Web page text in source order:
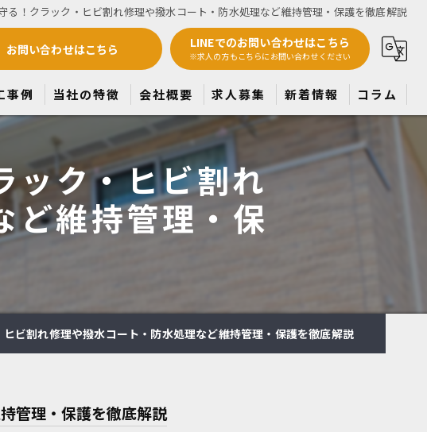
る！クラック・ヒビ割れ修理や撥水コート・防水処理など維持管理・保護を徹底解説
お問い合わせはこちら LINEでのお問い合わせはこちら
※求人の方もこちらにお問い合わせください
事例 当社の特徴
屋根塗装
防水
戸建て
会社概要 求人募集 新着情報 コラム
ック・ヒビ割れ
ど維持管理・保
ビ割れ修理や撥水コート・防水処理など維持管理・保護を徹底解説
管理・保護を徹底解説